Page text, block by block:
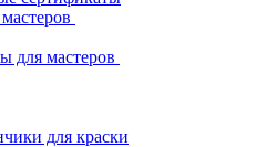
для мастеров
для краски